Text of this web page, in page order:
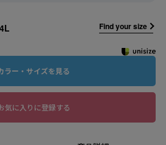
4L Find your size
ラー・サイズを見る
気に入りに登録する